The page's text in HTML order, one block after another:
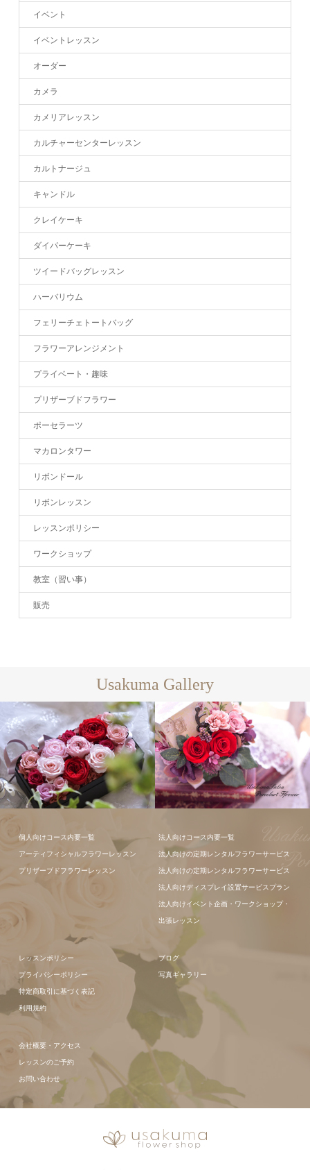
イベント
イベントレッスン
オーダー
カメラ
カメリアレッスン
カルチャーセンターレッスン
カルトナージュ
キャンドル
クレイケーキ
ダイパーケーキ
ツイードバッグレッスン
ハーバリウム
フェリーチェトートバッグ
フラワーアレンジメント
プライベート・趣味
プリザーブドフラワー
ポーセラーツ
マカロンタワー
リボンドール
リボンレッスン
レッスンポリシー
ワークショップ
教室（習い事）
販売
Usakuma Gallery
ンジメント
個人向けコース内要一覧
アーティフィシャルフラワーレッスン
プリザーブドフラワーレッスン
法人向けコース内要一覧
法人向けの定期レンタルフラワーサービス
法人向けの定期レンタルフラワーサービス
法人向けディスプレイ設置サービスプラン
法人向けイベント企画・ワークショップ・
出張レッスン
レッスンポリシー
プライバシーポリシー
特定商取引に基づく表記
利用規約
ブログ
写真ギャラリー
会社概要・アクセス
レッスンのご予約
お問い合わせ